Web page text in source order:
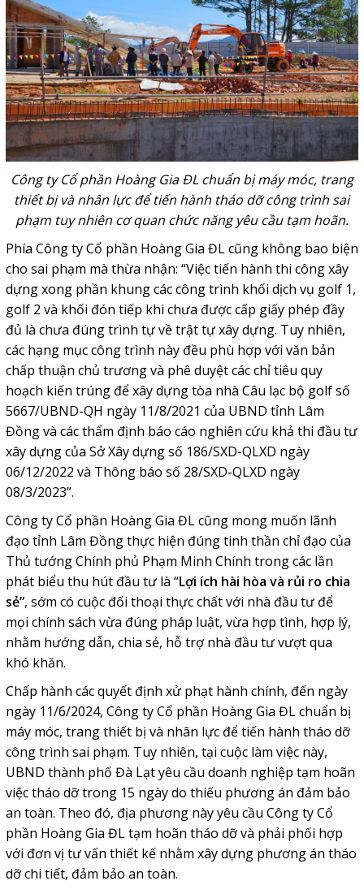
Công ty Cổ phần Hoàng Gia ĐL chuẩn bị máy móc, trang
thiết bị và nhân lực để tiến hành tháo dỡ công trình sai
phạm tuy nhiên cơ quan chức năng yêu cầu tạm hoãn.
Phía Công ty Cổ phần Hoàng Gia ĐL cũng không bao biện
cho sai phạm mà thừa nhận: “Việc tiến hành thi công xây
dựng xong phần khung các công trình khối dịch vụ golf 1,
golf 2 và khối đón tiếp khi chưa được cấp giấy phép đầy
đủ là chưa đúng trình tự về trật tự xây dựng. Tuy nhiên,
các hạng mục công trình này đều phù hợp với văn bản
chấp thuận chủ trương và phê duyệt các chỉ tiêu quy
hoạch kiến trúng để xây dựng tòa nhà Câu lạc bộ golf số
5667/UBND-QH ngày 11/8/2021 của UBND tỉnh Lâm
Đồng và các thẩm định báo cáo nghiên cứu khả thi đầu tư
xây dựng của Sở Xây dựng số 186/SXD-QLXD ngày
06/12/2022 và Thông báo số 28/SXD-QLXD ngày
08/3/2023”.
Công ty Cổ phần Hoàng Gia ĐL cũng mong muốn lãnh
đạo tỉnh Lâm Đồng thực hiện đúng tinh thần chỉ đạo của
Thủ tướng Chính phủ Phạm Minh Chính trong các lần
phát biểu thu hút đầu tư là “Lợi ích hài hòa và rủi ro chia
sẻ”, sớm có cuộc đối thoại thực chất với nhà đầu tư để
mọi chính sách vừa đúng pháp luật, vừa hợp tình, hợp lý,
nhằm hướng dẫn, chia sẻ, hỗ trợ nhà đầu tư vượt qua
khó khăn.
Chấp hành các quyết định xử phạt hành chính, đến ngày
ngày 11/6/2024, Công ty Cổ phần Hoàng Gia ĐL chuẩn bị
máy móc, trang thiết bị và nhân lực để tiến hành tháo dỡ
công trình sai phạm. Tuy nhiên, tại cuộc làm việc này,
UBND thành phố Đà Lạt yêu cầu doanh nghiệp tạm hoãn
việc tháo dỡ trong 15 ngày do thiếu phương án đảm bảo
an toàn. Theo đó, địa phương này yêu cầu Công ty Cổ
phần Hoàng Gia ĐL tạm hoãn tháo dỡ và phải phối hợp
với đơn vị tư vấn thiết kế nhằm xây dựng phương án tháo
dỡ chi tiết, đảm bảo an toàn.